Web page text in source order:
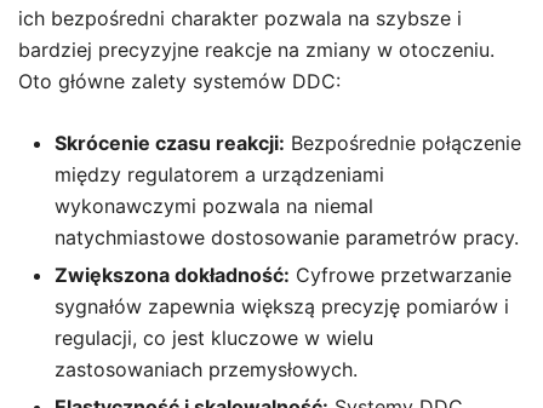
ich bezpośredni charakter pozwala na szybsze i
bardziej precyzyjne reakcje na zmiany w otoczeniu.
Oto główne zalety systemów DDC:
Skrócenie czasu reakcji: Bezpośrednie połączenie
między regulatorem a urządzeniami
wykonawczymi pozwala na niemal
natychmiastowe dostosowanie parametrów pracy.
Zwiększona dokładność: Cyfrowe przetwarzanie
sygnałów zapewnia większą precyzję pomiarów i
regulacji, co jest kluczowe w wielu
zastosowaniach przemysłowych.